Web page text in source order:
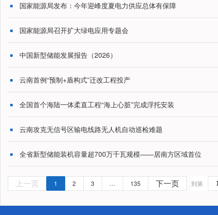
国家能源局发布：今年迎峰度夏电力供应总体有保障
国家能源局召开扩大绿电应用专题会
中国新型储能发展报告（2026）
云南首例“预制+盾构式”迁改工程投产
全国首个海陆一体柔直工程“海上心脏”完成浮托安装
云南攻克无信号区输电线路无人机自动巡检难题
全省新型储能装机容量超700万千瓦规模——居南方区域首位
上一页 1 2 3 … 135 下一页 到第